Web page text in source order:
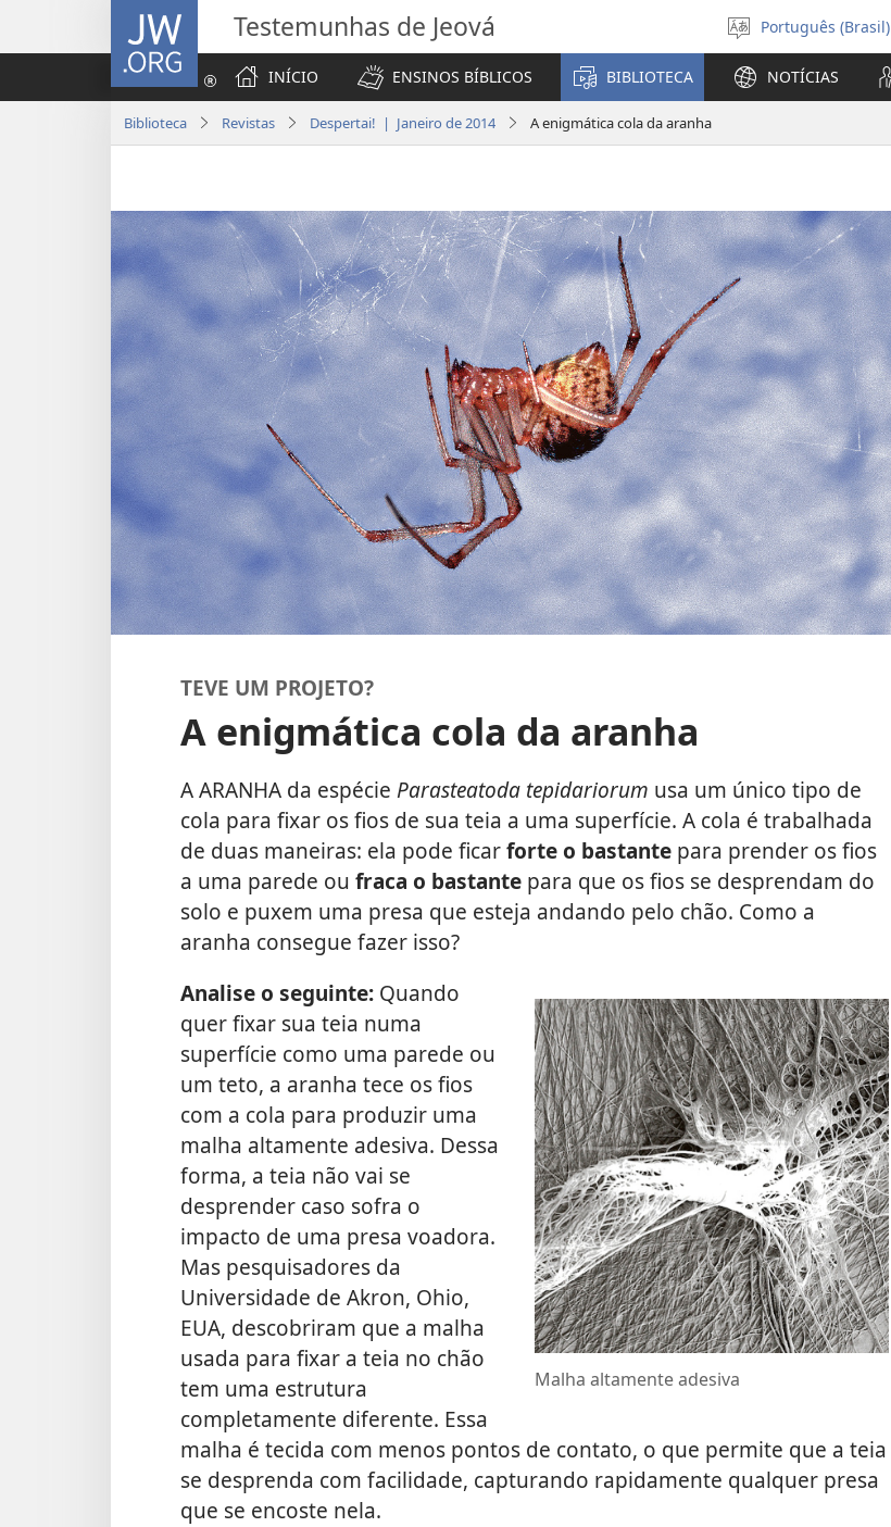
JW.ORG Testemunhas de Jeová
Selecione
o
idioma
Português (Brasil)
INÍCIO
ENSINOS BÍBLICOS BIBLIOTECA NOTÍCIAS
Biblioteca Revistas Despertai! | Janeiro de 2014 A enigmática cola da aranha
TEVE UM PROJETO?
A enigmática cola da aranha
A ARANHA da espécie Parasteatoda tepidariorum usa um único tipo de
cola para fixar os fios de sua teia a uma superfície. A cola é trabalhada
de duas maneiras: ela pode ficarforte o bastante para prender os fios
a uma parede ou fraca o bastante para que os fios se desprendam do
solo e puxem uma presa que esteja andando pelo chão. Como a
aranha consegue fazer isso?
Malha altamente adesiva
Analise o seguinte: Quando
quer fixar sua teia numa
superfície como uma parede ou
um teto, a aranha tece os fios
com a cola para produzir uma
malha altamente adesiva. Dessa
forma, a teia não vai se
desprender caso sofra o
impacto de uma presa voadora.
Mas pesquisadores da
Universidade de Akron, Ohio,
EUA, descobriram que a malha
usada para fixar a teia no chão
tem uma estrutura
completamente diferente. Essa
malha é tecida com menos pontos de contato, o que permite que a teia
se desprenda com facilidade, capturando rapidamente qualquer presa
que se encoste nela.